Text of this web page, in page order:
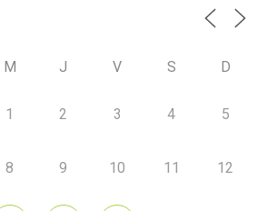
M J V S D
1 2 3 4 5
8 9 10 11 12